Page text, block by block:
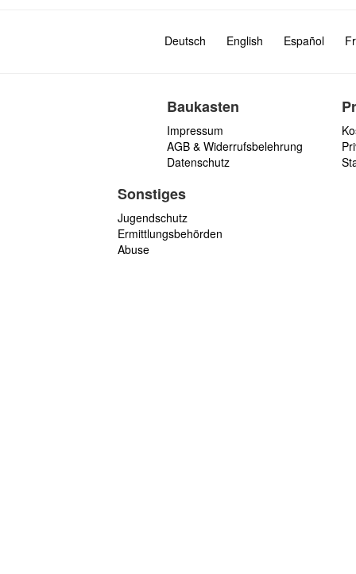
Deutsch English Español
Baukasten
Impressum
AGB & Widerrufsbelehrung
Datenschutz
Sonstiges
Jugendschutz
Ermittlungsbehörden
Abuse